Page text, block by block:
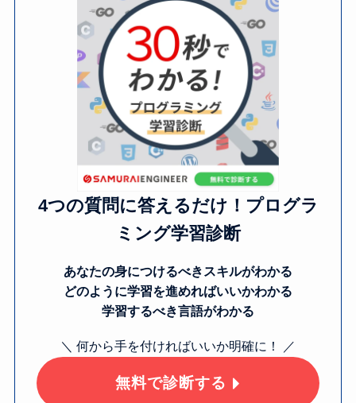
4つの質問に答えるだけ！プログラ
ミング学習診断
あなたの身につけるべきスキルがわかる
どのように学習を進めればいいかわかる
学習するべき言語がわかる
＼ 何から手を付ければいいか明確に！ ／
無料で診断する